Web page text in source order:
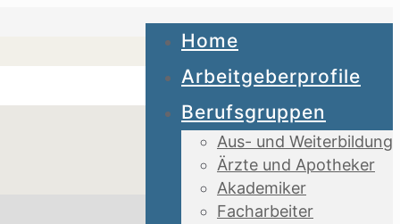
Home
Arbeitgeberprofile
Berufsgruppen
Aus- und Weiterbildung
Ärzte und Apotheker
Akademiker
Facharbeiter